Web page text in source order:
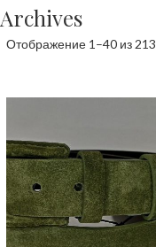
Archives
Отображение 1–40 из 213